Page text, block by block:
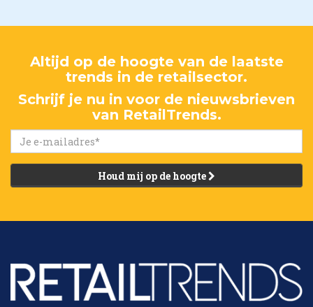
Altijd op de hoogte van de laatste
trends in de retailsector.
Schrijf je nu in voor de nieuwsbrieven
van RetailTrends.
Houd mij op de hoogte